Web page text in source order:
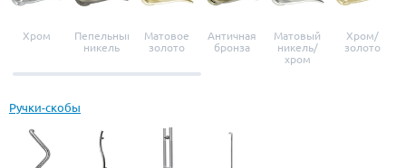
Хром
Пепельный
никель
Матовое
золото
Античная
бронза
Матовый
никель/
хром
Хром/
золото
Ручки-скобы